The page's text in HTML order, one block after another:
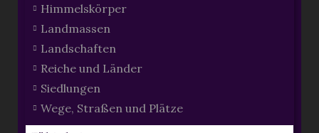
Himmelskörper
Landmassen
Landschaften
Reiche und Länder
Siedlungen
Wege, Straßen und Plätze